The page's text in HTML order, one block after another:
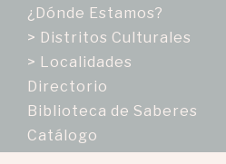
¿Dónde Estamos?
> Distritos Culturales
> Localidades
Directorio
Biblioteca de Saberes
Catálogo